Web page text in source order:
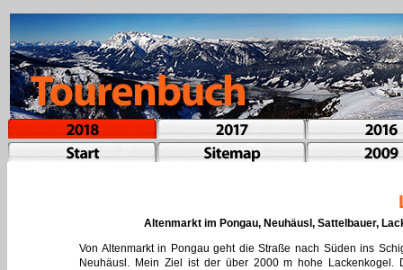
Altenmarkt im Pongau, Neuhäusl, Sattelbauer,
Von Altenmarkt in Pongau geht die Straße nach Süden ins
Neuhäusl. Mein Ziel ist der über 2000 m hohe